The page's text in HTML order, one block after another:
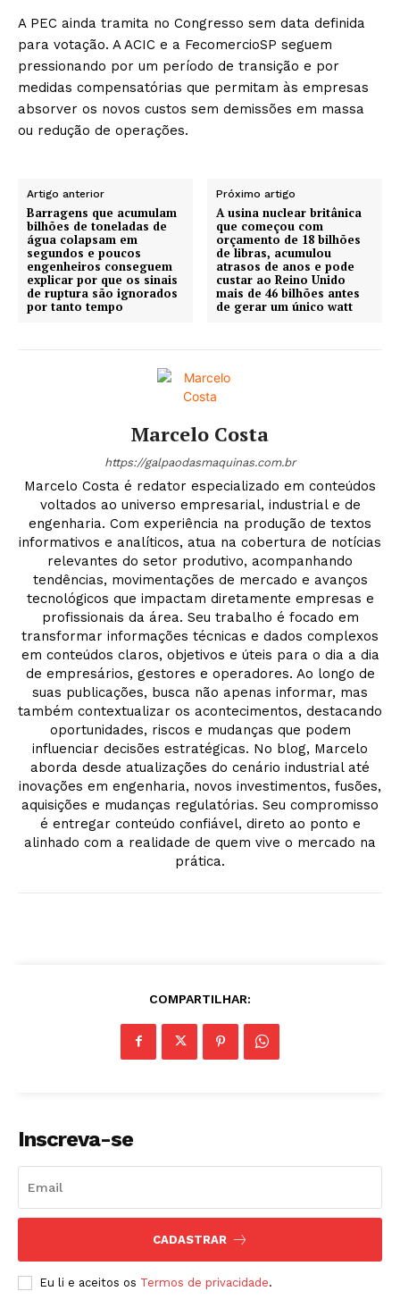
A PEC ainda tramita no Congresso sem data definida
para votação. A ACIC e a FecomercioSP seguem
pressionando por um período de transição e por
medidas compensatórias que permitam às empresas
absorver os novos custos sem demissões em massa
ou redução de operações.
Artigo anterior
Barragens que acumulam
bilhões de toneladas de
água colapsam em
segundos e poucos
engenheiros conseguem
explicar por que os sinais
de ruptura são ignorados
por tanto tempo
Próximo artigo
A usina nuclear britânica
que começou com
orçamento de 18 bilhões
de libras, acumulou
atrasos de anos e pode
custar ao Reino Unido
mais de 46 bilhões antes
de gerar um único watt
Marcelo Costa
https://galpaodasmaquinas.com.br
Marcelo Costa é redator especializado em conteúdos
voltados ao universo empresarial, industrial e de
engenharia. Com experiência na produção de textos
informativos e analíticos, atua na cobertura de notícias
relevantes do setor produtivo, acompanhando
tendências, movimentações de mercado e avanços
tecnológicos que impactam diretamente empresas e
profissionais da área. Seu trabalho é focado em
transformar informações técnicas e dados complexos
em conteúdos claros, objetivos e úteis para o dia a dia
de empresários, gestores e operadores. Ao longo de
suas publicações, busca não apenas informar, mas
também contextualizar os acontecimentos, destacando
oportunidades, riscos e mudanças que podem
influenciar decisões estratégicas. No blog, Marcelo
aborda desde atualizações do cenário industrial até
inovações em engenharia, novos investimentos, fusões,
aquisições e mudanças regulatórias. Seu compromisso
é entregar conteúdo confiável, direto ao ponto e
alinhado com a realidade de quem vive o mercado na
prática.
COMPARTILHAR:
Inscreva-se
CADASTRAR
Eu li e aceitos os Termos de privacidade.